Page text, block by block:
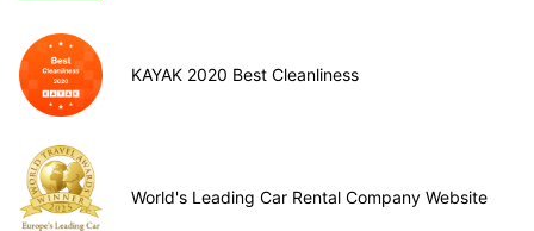
KAYAK 2020 Best Cleanliness
World's Leading Car Rental Company Website